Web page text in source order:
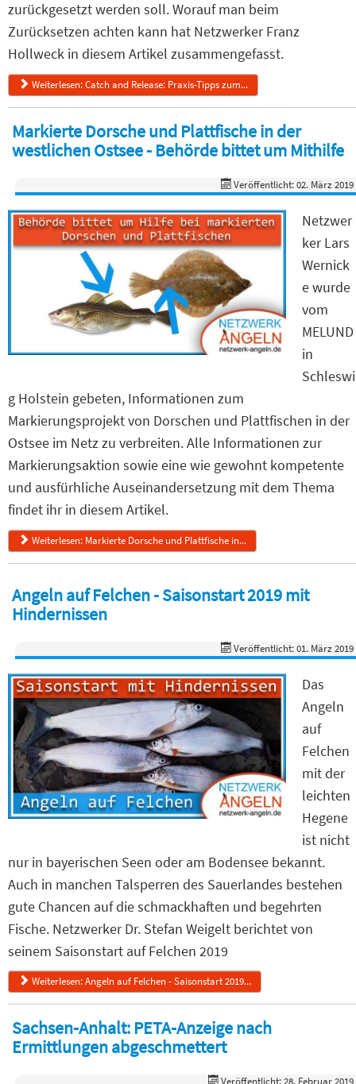
zurückgesetzt werden soll. Worauf man beim
Zurücksetzen achten kann hat Netzwerker Franz
Hollweck in diesem Artikel zusammengefasst.
Weiterlesen: Catch and Release: Praxis-Tipps zum...
Markierte Dorsche und Plattfische in der
westlichen Ostsee - Behörde bittet um Mithilfe
Veröffentlicht: 02. März 2019
Netzwer
ker Lars
Wernick
e wurde
vom
MELUND
in
Schleswi
g Holstein gebeten, Informationen zum
Markierungsprojekt von Dorschen und Plattfischen in der
Ostsee im Netz zu verbreiten. Alle Informationen zur
Markierungsaktion sowie eine wie gewohnt kompetente
und ausfürhliche Auseinandersetzung mit dem Thema
findet ihr in diesem Artikel.
Weiterlesen: Markierte Dorsche und Plattfische in...
Angeln auf Felchen - Saisonstart 2019 mit
Hindernissen
Veröffentlicht: 01. März 2019
Das
Angeln
auf
Felchen
mit der
leichten
Hegene
ist nicht
nur in bayerischen Seen oder am Bodensee bekannt.
Auch in manchen Talsperren des Sauerlandes bestehen
gute Chancen auf die schmackhaften und begehrten
Fische. Netzwerker Dr. Stefan Weigelt berichtet von
seinem Saisonstart auf Felchen 2019
Weiterlesen: Angeln auf Felchen - Saisonstart 2019...
Sachsen-Anhalt: PETA-Anzeige nach
Ermittlungen abgeschmettert